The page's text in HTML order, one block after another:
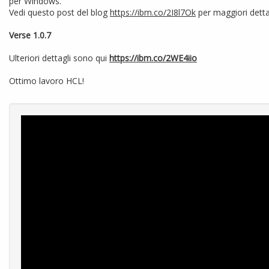
Vedi questo post del blog https://ibm.co/2I8l7Ok per maggiori
Verse 1.0.7
Ulteriori dettagli sono qui https://ibm.co/2WE4iio
Ottimo lavoro HCL!